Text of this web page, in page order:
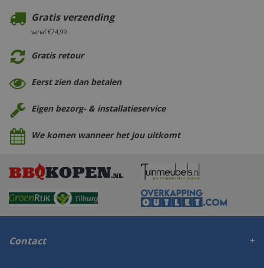
Gratis verzending
vanaf €74,99
Gratis retour
Eerst zien dan betalen
Eigen bezorg- & installatieservice
We komen wanneer het jou uitkomt
Contact